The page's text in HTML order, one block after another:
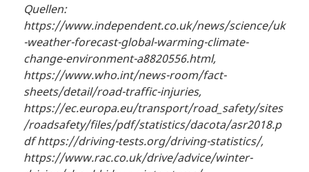
Quellen:
https://www.independent.co.uk/news/science/uk
-weather-forecast-global-warming-climate-
change-environment-a8820556.html,
https://www.who.int/news-room/fact-
sheets/detail/road-traffic-injuries,
https://ec.europa.eu/transport/road_safety/sites
/roadsafety/files/pdf/statistics/dacota/asr2018.p
df https://driving-tests.org/driving-statistics/,
https://www.rac.co.uk/drive/advice/winter-